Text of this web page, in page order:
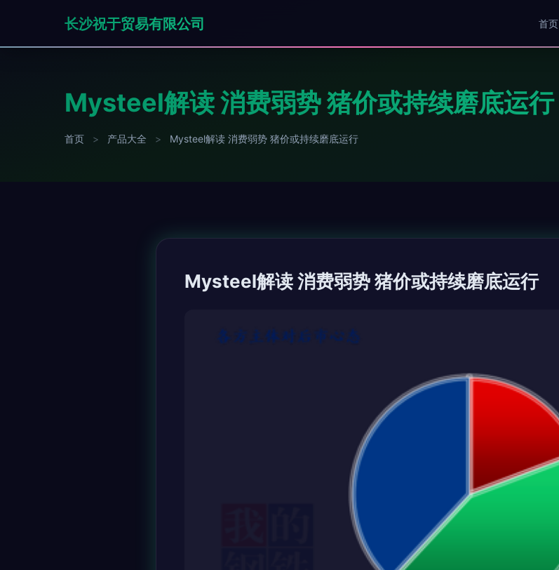
长沙祝于贸易有限公司 首页
Mysteel解读 消费弱势 猪价或持续磨底运行
首页 > 产品大全 > Mysteel解读 消费弱势 猪价或持续磨底运行
Mysteel解读 消费弱势 猪价或持续磨底运行